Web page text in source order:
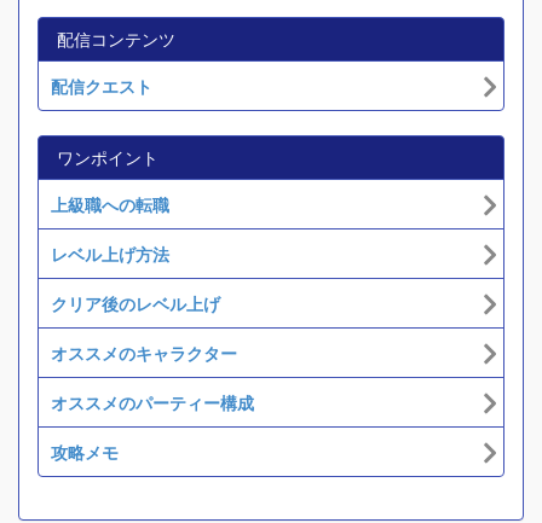
配信コンテンツ
配信クエスト
ワンポイント
上級職への転職
レベル上げ方法
クリア後のレベル上げ
オススメのキャラクター
オススメのパーティー構成
攻略メモ